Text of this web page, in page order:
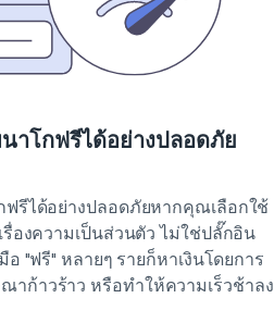
าโกฟรีได้อย่างปลอดภัย
รีได้อย่างปลอดภัยหากคุณเลือกใช้
รื่องความเป็นส่วนตัว ไม่ใช่ปลั๊กอิน
"ฟรี" หลายๆ รายก็หาเงินโดยการ
ก้าวร้าว หรือทำให้ความเร็วช้าลง